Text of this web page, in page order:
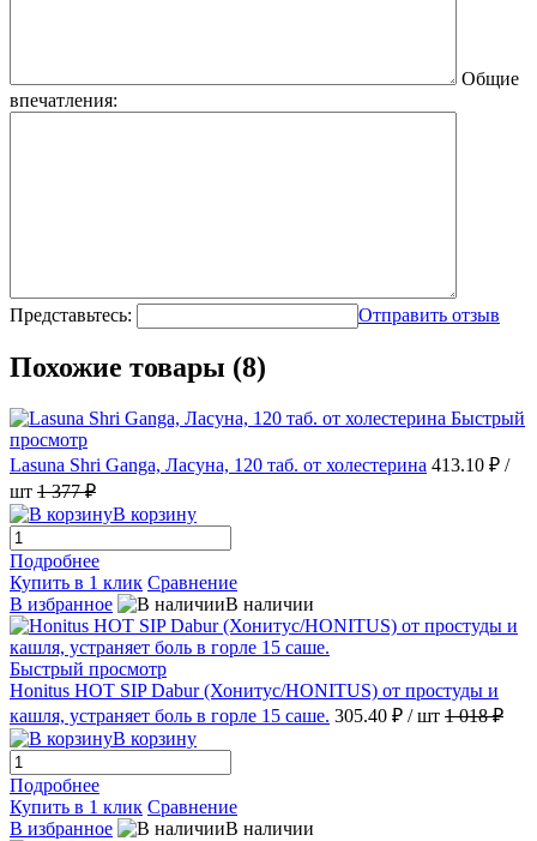
Общие
впечатления:
Представьтесь: Отправить отзыв
Похожие товары (8)
Быстрый
просмотр
Lasuna Shri Ganga, Ласуна, 120 таб. от холестерина 413.10 ₽ /
шт 1 377 ₽
В корзину
Подробнее
Купить в 1 клик Сравнение
В избранное
В наличии
Быстрый просмотр
Honitus HOT SIP Dabur (Хонитус/HONITUS) от простуды и
кашля, устраняет боль в горле 15 саше. 305.40 ₽ / шт 1 018 ₽
В корзину
Подробнее
Купить в 1 клик Сравнение
В избранное
В наличии